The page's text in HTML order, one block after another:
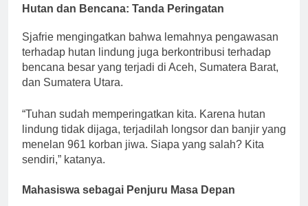
Hutan dan Bencana: Tanda Peringatan
Sjafrie mengingatkan bahwa lemahnya pengawasan
terhadap hutan lindung juga berkontribusi terhadap
bencana besar yang terjadi di Aceh, Sumatera Barat,
dan Sumatera Utara.
“Tuhan sudah memperingatkan kita. Karena hutan
lindung tidak dijaga, terjadilah longsor dan banjir yang
menelan 961 korban jiwa. Siapa yang salah? Kita
sendiri,” katanya.
Mahasiswa sebagai Penjuru Masa Depan